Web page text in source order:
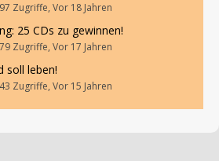
Zugriffe, Vor 18 Jahren
25 CDs zu gewinnen!
Zugriffe, Vor 17 Jahren
soll leben!
Zugriffe, Vor 15 Jahren